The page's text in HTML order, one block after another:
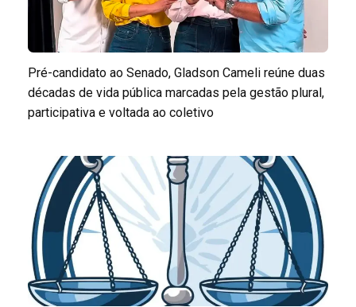
Pré-candidato ao Senado, Gladson Cameli reúne duas
décadas de vida pública marcadas pela gestão plural,
participativa e voltada ao coletivo